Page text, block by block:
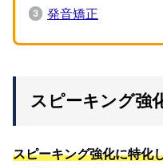
発音矯正
スピーキング強
スピーキング強化に特化